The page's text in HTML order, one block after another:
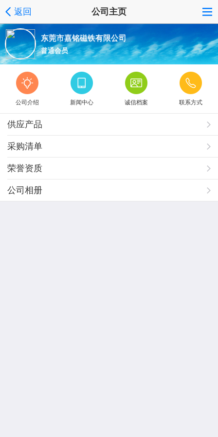
返回 公司主页
东莞市嘉铭磁铁有限公司
普通会员
公司介绍 新闻中心 诚信档案 联系方式
供应产品
采购清单
荣誉资质
公司相册